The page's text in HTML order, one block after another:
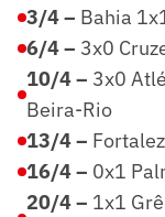
3/4 – Bahia
6/4 – 3x0
10/4 – 3x0
Beira-Rio
13/4 –
16/4 – 0x1
20/4 – 1x1